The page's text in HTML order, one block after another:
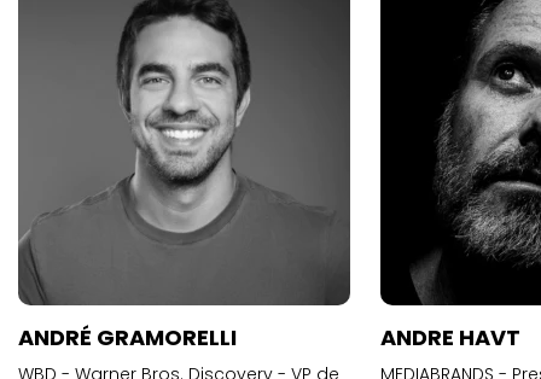
ANDRÉ GRAMORELLI
WBD - Warner Bros. Discovery - VP de
ANDRE HAVT
MEDIABRANDS -